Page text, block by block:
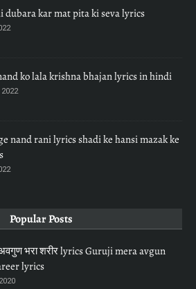
dubara kar mat pita ki seva lyrics
ko lala krishna bhajan lyrics in hindi
2022
nand rani lyrics shadi ke hansi mazak ke
Popular Posts
भरा शरीर lyrics Guruji mera avgun
lyrics